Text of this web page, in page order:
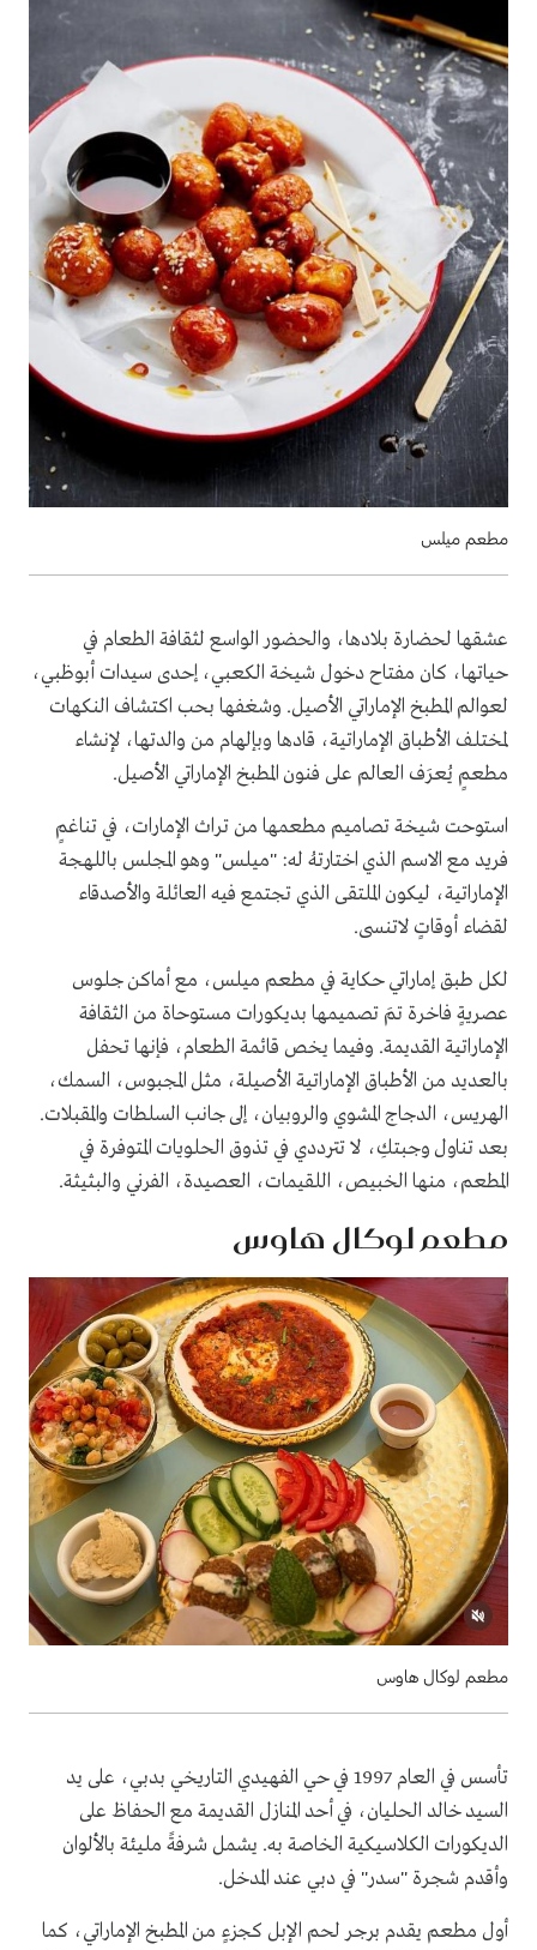
مطعم ميلس
عشقها لحضارة بلادها، والحضور الواسع لثقافة الطعام في
حياتها، كان مفتاح دخول شيخة الكعبي، إحدى سيدات أبوظبي،
لعوالم المطبخ الإماراتي الأصيل. وشغفها بحب اكتشاف النكهات
لمختلف الأطباق الإماراتية، قادها وبإلهام من والدتها، لإنشاء
مطعمٍ يُعرَف العالم على فنون المطبخ الإماراتي الأصيل.
استوحت شيخة تصاميم مطعمها من تراث الإمارات، في تناغمٍ
فريد مع الاسم الذي اختارتهُ له: "ميلس" وهو المجلس باللهجة
الإماراتية، ليكون الملتقى الذي تجتمع فيه العائلة والأصدقاء
لقضاء أوقاتٍ لاتنسى.
لكل طبق إماراتي حكاية في مطعم ميلس، مع أماكن جلوس
عصريةٍ فاخرة تمَ تصميمها بديكورات مستوحاة من الثقافة
الإماراتية القديمة. وفيما يخص قائمة الطعام، فإنها تحفل
بالعديد من الأطباق الإماراتية الأصيلة، مثل المجبوس، السمك،
الهريس، الدجاج المشوي والروبيان، إلى جانب السلطات والمقبلات.
بعد تناول وجبتكِ، لا تترددي في تذوق الحلويات المتوفرة في
المطعم، منها الخبيص، اللقيمات، العصيدة، الفرني والبثيثة.
مطعم لوكال هاوس
مطعم لوكال هاوس
تأسس في العام 1997 في حي الفهيدي التاريخي بدبي، على يد
السيد خالد الحليان، في أحد المنازل القديمة مع الحفاظ على
الديكورات الكلاسيكية الخاصة به. يشمل شرفةً مليئة بالألوان
وأقدم شجرة "سدر" في دبي عند المدخل.
أول مطعم يقدم برجر لحم الإبل كجزءٍ من المطبخ الإماراتي، كما